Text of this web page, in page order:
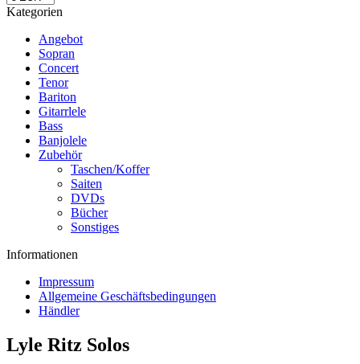
Kategorien
Angebot
Sopran
Concert
Tenor
Bariton
Gitarrlele
Bass
Banjolele
Zubehör
Taschen/Koffer
Saiten
DVDs
Bücher
Sonstiges
Informationen
Impressum
Allgemeine Geschäftsbedingungen
Händler
Lyle Ritz Solos